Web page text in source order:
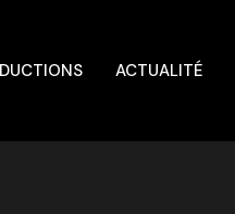
ACTUALITÉ